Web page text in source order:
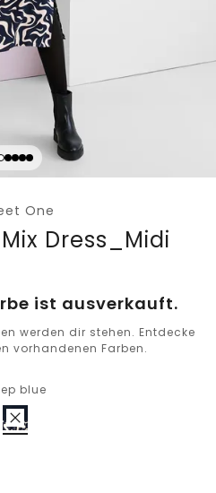
One
Dress_Midi
ist ausverkauft.
werden dir stehen. Entdecke
vorhandenen Farben.
blue